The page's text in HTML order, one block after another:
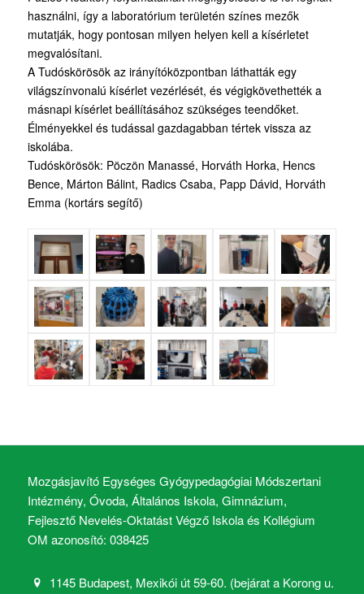
használni, így a laboratórium területén színes mezők
mutatják, hogy pontosan milyen helyen kell a kísérletet
megvalósítani.
A Tudóskörösök az irányítóközpontban láthatták egy
világszínvonalú kísérlet vezérlését, és végigkövethették a
másnapi kísérlet beállításához szükséges teendőket.
Élményekkel és tudással gazdagabban tértek vissza az
iskolába.
Tudóskörösök: Pöczön Manassé, Horváth Horka, Hencs
Bence, Márton Bálint, Radics Csaba, Papp Dávid, Horváth
Emma (kortárs segítő)
Mozgásjavító Egységes Gyógypedagógiai Módszertani
Intézmény, Óvoda, Általános Iskola, Gimnázium,
Fejlesztő Nevelés-Oktatást Végző Iskola és Kollégium
OM azonosító: 038425
1145 Budapest, Mexikói út 59-60. (bejárat a Korong u.